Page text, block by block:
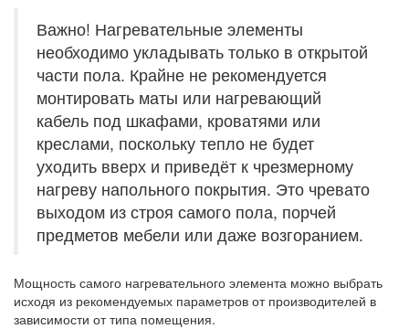
Важно! Нагревательные элементы
необходимо укладывать только в открытой
части пола. Крайне не рекомендуется
монтировать маты или нагревающий
кабель под шкафами, кроватями или
креслами, поскольку тепло не будет
уходить вверх и приведёт к чрезмерному
нагреву напольного покрытия. Это чревато
выходом из строя самого пола, порчей
предметов мебели или даже возгоранием.
Мощность самого нагревательного элемента можно выбрать
исходя из рекомендуемых параметров от производителей в
зависимости от типа помещения.